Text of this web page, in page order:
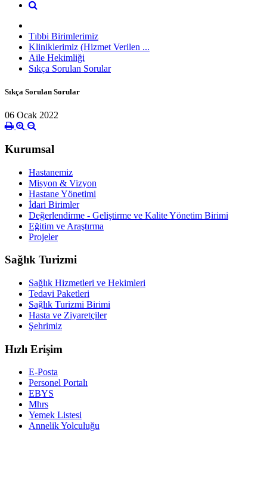
Tıbbi Birimlerimiz
Kliniklerimiz (Hizmet Verilen ...
Aile Hekimliği
Sıkça Sorulan Sorular
Sıkça Sorulan Sorular
06 Ocak 2022
Kurumsal
Hastanemiz
Misyon & Vizyon
Hastane Yönetimi
İdari Birimler
Değerlendirme - Geliştirme ve Kalite Yönetim Birimi
Eğitim ve Araştırma
Projeler
Sağlık Turizmi
Sağlık Hizmetleri ve Hekimleri
Tedavi Paketleri
Sağlık Turizmi Birimi
Hasta ve Ziyaretçiler
Şehrimiz
Hızlı Erişim
E-Posta
Personel Portalı
EBYS
Mhrs
Yemek Listesi
Annelik Yolculuğu